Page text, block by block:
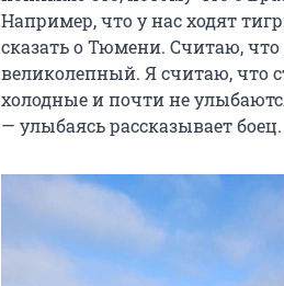
Например, что у нас ходят
сказать о Тюмени. Считаю,
великолепный. Я считаю, что
холодные и почти не
— улыбаясь рассказывает боец.